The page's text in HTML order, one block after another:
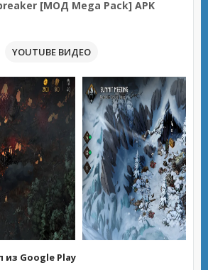
[МОД Mega Pack] APK
YOUTUBE ВИДЕО
из Google Play